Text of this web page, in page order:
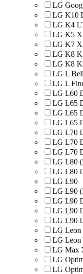
LG
LG K10
LG K4
LG K5
LG K7
LG K8
LG K8
LG L
LG L
LG L60
LG L65
LG L65
LG L65
LG L70
LG L70
LG L70
LG L80
LG L80
LG L90
LG L90
LG L90
LG L90
LG L90
LG
LG Leon
LG Max
LG
LG